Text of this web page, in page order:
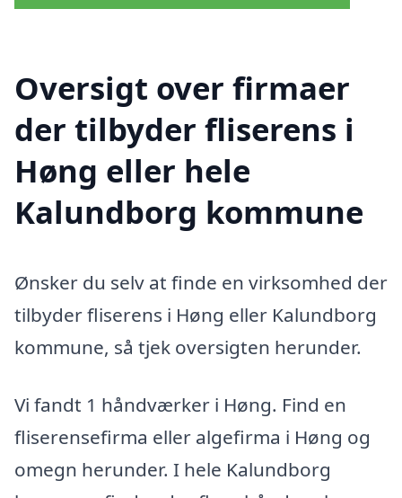
Oversigt over firmaer
der tilbyder fliserens i
Høng eller hele
Kalundborg kommune
Ønsker du selv at finde en virksomhed der
tilbyder fliserens i Høng eller Kalundborg
kommune, så tjek oversigten herunder.
Vi fandt 1 håndværker i Høng. Find en
fliserensefirma eller algefirma i Høng og
omegn herunder. I hele Kalundborg